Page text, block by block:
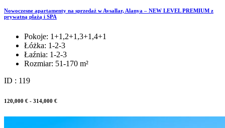
Nowoczesne apartamenty na sprzedaż w Avsallar, Alanya – NEW LEVEL PREMIUM z
prywatną plażą i SPA
Pokoje: 1+1,2+1,3+1,4+1
Łóżka: 1-2-3
Łaźnia: 1-2-3
Rozmiar: 51-170 m²
ID : 119
120,000 € - 314,000 €